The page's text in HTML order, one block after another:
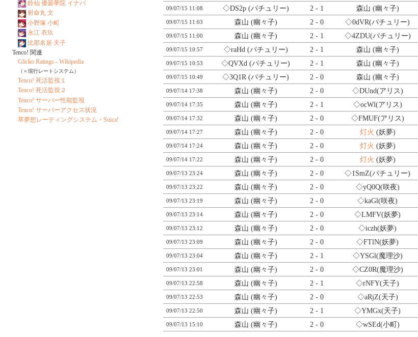
09/07/15 11:08 ◇DS2p(パチュリー) 2 - 1 森山 (幽々子)
09/07/15 11:03 森山 (幽々子) 2 - 0 ◇0dVR(パチュリー)
09/07/15 11:00 森山 (幽々子) 2 - 1 ◇4ZDU(パチュリー)
09/07/15 10:57 ◇raHd(パチュリー) 2 - 1 森山 (幽々子)
09/07/15 10:53 ◇QVXd (パチュリー) 2 - 1 森山 (幽々子)
09/07/15 10:49 ◇3Q1R(パチュリー) 2 - 0 森山 (幽々子)
09/07/14 17:38 森山 (幽々子) 2 - 0 ◇DUnd(アリス)
09/07/14 17:35 森山 (幽々子) 2 - 1 ◇ocWl(アリス)
09/07/14 17:32 森山 (幽々子) 2 - 0 ◇FMUF(アリス)
09/07/14 17:27 森山 (幽々子) 2 - 0 灯火 (妖夢)
09/07/14 17:24 森山 (幽々子) 2 - 0 灯火 (妖夢)
09/07/14 17:22 森山 (幽々子) 2 - 0 灯火 (妖夢)
09/07/13 23:24 森山 (幽々子) 2 - 0 ◇1SmZ(パチュリー)
09/07/13 23:22 森山 (幽々子) 2 - 0 ◇yQ0Q(咲夜)
09/07/13 23:19 森山 (幽々子) 2 - 0 ◇kaGl(咲夜)
09/07/13 23:14 森山 (幽々子) 2 - 0 ◇LMFV(妖夢)
09/07/13 23:12 森山 (幽々子) 2 - 0 ◇iczh(妖夢)
09/07/13 23:09 森山 (幽々子) 2 - 0 ◇FTlN(妖夢)
09/07/13 23:04 森山 (幽々子) 2 - 1 ◇YSGl(魔理沙)
09/07/13 23:01 森山 (幽々子) 2 - 0 ◇CZ0R(魔理沙)
09/07/13 22:58 森山 (幽々子) 2 - 1 ◇rNFY(天子)
09/07/13 22:53 森山 (幽々子) 2 - 0 ◇aRjZ(天子)
09/07/13 22:50 森山 (幽々子) 2 - 1 ◇YMGx(天子)
09/07/13 15:10 森山 (幽々子) 2 - 0 ◇wSEd(小町)
鈴仙 優曇華院 イナバ
射命丸 文
小野塚 小町
永江 衣玖
比那名居 天子
Tenco! 関連
Glicko Ratings - Wikipedia
（＝現行レートシステム）
Tenco! 死活監視１
Tenco! 死活監視２
Tenco! サーバー性能監視
Tenco! サーバーアクセス状況
萃夢想レーティングシステム・Suica!